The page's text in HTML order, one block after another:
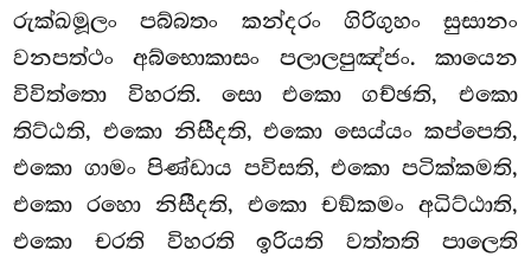
රුක්ඛමූලං පබ්බතං කන්දරං ගිරිගුහං සුසානං
වනපත්ථං අබ්භොකාසං පලාලපුඤ්ජං. කායෙන
විවිත්තො විහරති. සො එකො ගච්ඡති, එකො
තිට්ඨති, එකො නිසීදති, එකො සෙය්යං කප්පෙති,
එකො ගාමං පිණ්ඩාය පවිසති, එකො පටික්කමති,
එකො රහො නිසීදති, එකො චඞ්කමං අධිට්ඨාති,
එකො චරති විහරති ඉරියති වත්තති පාලෙති